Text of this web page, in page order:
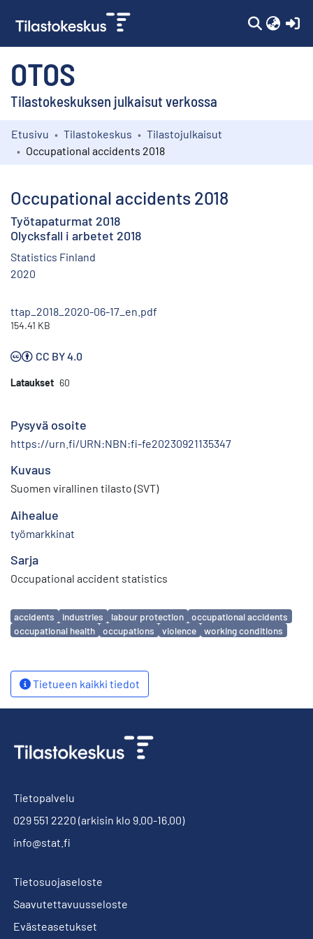
OTOS
Tilastokeskuksen julkaisut verkossa
Kokoelmat
Etusivu Tilastokeskus
Tilastojulkaisut
Occupational accidents 2018
Occupational accidents 2018
Työtapaturmat 2018
Olycksfall i arbetet 2018
Statistics Finland
2020
ttap_2018_2020-06-17_en.pdf
154.41 KB
CC BY 4.0
Lataukset 60
Pysyvä osoite
https://urn.fi/URN:NBN:fi-fe20230921135347
Kuvaus
Suomen virallinen tilasto (SVT)
Aihealue
työmarkkinat
Sarja
Occupational accident statistics
Avainsanat
accidents industries labour protection
occupational accidents
occupational health
occupations violence working conditions
Tietueen kaikki tiedot
Tietopalvelu
029 551 2220 (arkisin klo 9.00-16.00)
info@stat.fi
Tietosuojaseloste
Saavutettavuusseloste
Evästeasetukset